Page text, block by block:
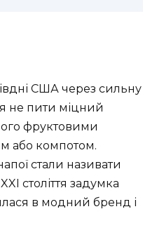
США через сильну
не пити міцний
фруктовими
або компотом.
стали називати
століття задумка
в модний бренд і